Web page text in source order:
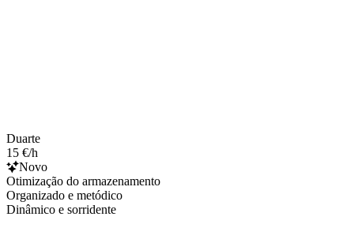
Duarte
15 €/h
Novo
Otimização do armazenamento
Organizado e metódico
Dinâmico e sorridente